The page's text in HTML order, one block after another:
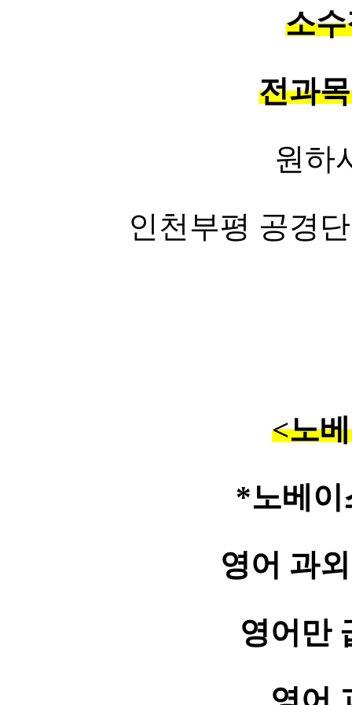
소
전과
원하
인천부평 공경
<노
*노베이
영어 과
영어만